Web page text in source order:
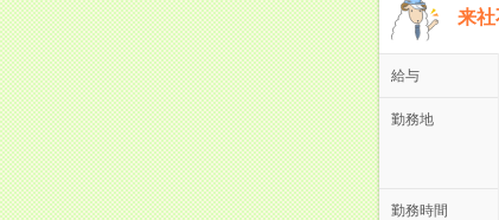
来社
給与
勤務地
勤務時間